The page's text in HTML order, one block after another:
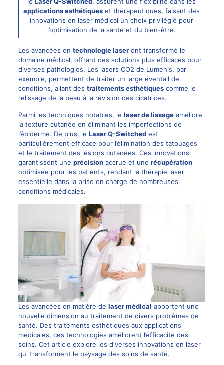
applications esthétiques et thérapeutiques, faisant des
innovations en laser médical un choix privilégié pour
l’optimisation de la santé et du bien-être.
Les avancées en technologie laseront transformé le
domaine médical, offrant des solutions plus efficaces pour
diverses pathologies. Les lasers CO2 de Lumenis, par
exemple, permettent de traiter un large éventail de
conditions, allant des traitements esthétiquescomme le
relissage de la peau à la révision des cicatrices.
Parmi les techniques notables, le laser de lissageaméliore
la texture cutanée en éliminant les imperfections de
l’épiderme. De plus, le Laser Q-Switchedest
particulièrement efficace pour l’élimination des tatouages
et le traitement des lésions cutanées. Ces innovations
garantissent une précisionaccrue et une récupération
optimisée pour les patients, rendant la thérapie laser
essentielle dans la prise en charge de nombreuses
conditions médicales.
Les avancées en matière de laser médical apportent une
nouvelle dimension au traitement de divers problèmes de
santé. Des traitements esthétiques aux applications
médicales, ces technologies améliorent l’efficacité des
soins. Cet article explore les diverses innovations en laser
qui transforment le paysage des soins de santé.